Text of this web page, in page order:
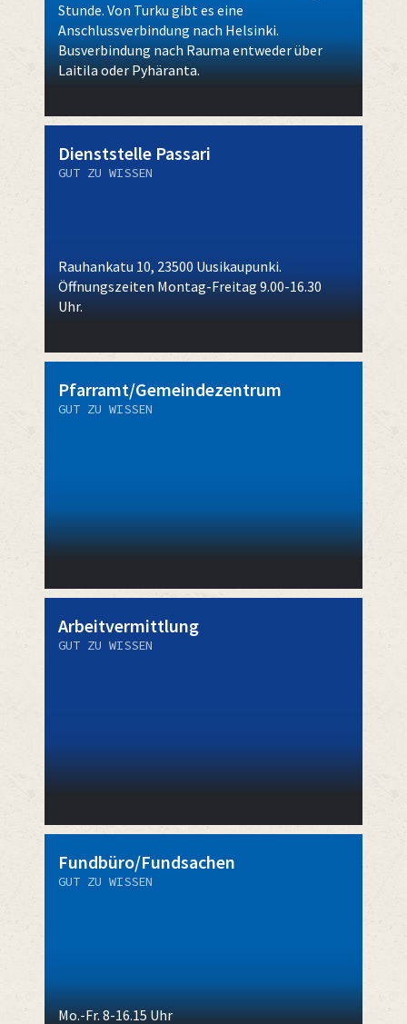
Stunde. Von Turku gibt es eine
Anschlussverbindung nach Helsinki.
Busverbindung nach Rauma entweder über
Laitila oder Pyhäranta.
Dienststelle Passari
GUT ZU WISSEN
Rauhankatu 10, 23500 Uusikaupunki.
Öffnungszeiten Montag-Freitag 9.00-16.30
Uhr.
Pfarramt/Gemeindezentrum
GUT ZU WISSEN
Arbeitvermittlung
GUT ZU WISSEN
Fundbüro/Fundsachen
GUT ZU WISSEN
Mo.-Fr. 8-16.15 Uhr